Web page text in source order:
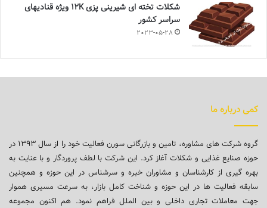
شکلات تخته ای شیرینی پزی 12K ویژه قنادیهای
سراسر کشور
2023-05-28
کمی درباره ما
گروه شرکت های مشاوره، تامین و بازرگانی سورن فعالیت خود را از سال ۱۳۹۳ در
حوزه صنایع غذایی و شکلات آغاز کرد. این شرکت با لطف پروردگار و با عنایت به
بهره گیری از کارشناسان و مشاوران خبره و سرشناس در این حوزه و همچنین
سابقه فعالیت ها در این حوزه و شناخت کامل بازار، به سرعت مسیری هموار
جهت معاملات تجاری داخلی و بین الملل فراهم نمود. هم اکنون مجموعه